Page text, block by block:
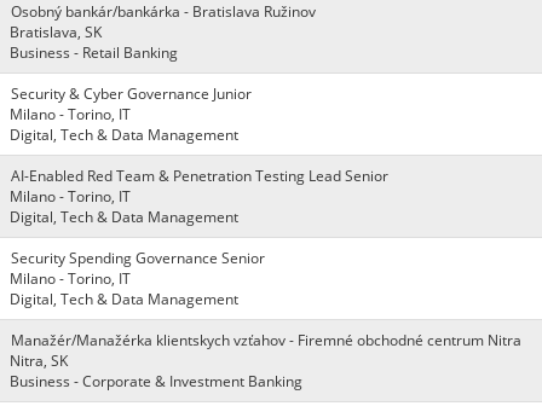
Osobný bankár/bankárka - Bratislava Ružinov
Bratislava, SK
Business - Retail Banking
Security & Cyber Governance Junior
Milano - Torino, IT
Digital, Tech & Data Management
AI-Enabled Red Team & Penetration Testing Lead Senior
Milano - Torino, IT
Digital, Tech & Data Management
Security Spending Governance Senior
Milano - Torino, IT
Digital, Tech & Data Management
Manažér/Manažérka klientskych vzťahov - Firemné obchodné centrum Nitra
Nitra, SK
Business - Corporate & Investment Banking